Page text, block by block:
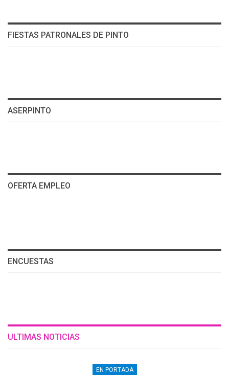
FIESTAS PATRONALES DE PINTO
ASERPINTO
OFERTA EMPLEO
ENCUESTAS
ULTIMAS NOTICIAS
EN PORTADA